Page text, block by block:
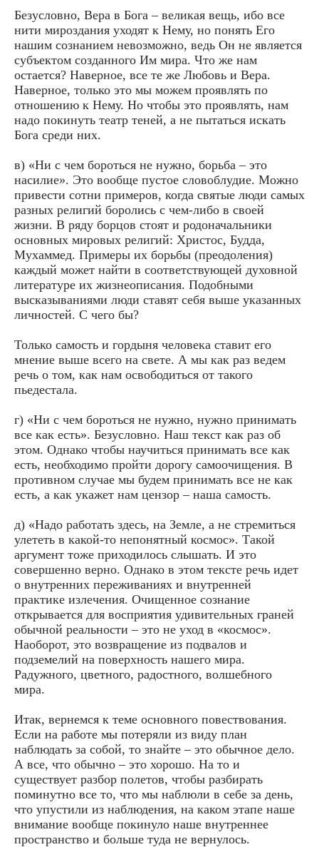
Безусловно, Вера в Бога – великая вещь, ибо все
нити мироздания уходят к Нему, но понять Его
нашим сознанием невозможно, ведь Он не является
субъектом созданного Им мира. Что же нам
остается? Наверное, все те же Любовь и Вера.
Наверное, только это мы можем проявлять по
отношению к Нему. Но чтобы это проявлять, нам
надо покинуть театр теней, а не пытаться искать
Бога среди них.
в) «Ни с чем бороться не нужно, борьба – это
насилие». Это вообще пустое словоблудие. Можно
привести сотни примеров, когда святые люди самых
разных религий боролись с чем-либо в своей
жизни. В ряду борцов стоят и родоначальники
основных мировых религий: Христос, Будда,
Мухаммед. Примеры их борьбы (преодоления)
каждый может найти в соответствующей духовной
литературе их жизнеописания. Подобными
высказываниями люди ставят себя выше указанных
личностей. С чего бы?
Только самость и гордыня человека ставит его
мнение выше всего на свете. А мы как раз ведем
речь о том, как нам освободиться от такого
пьедестала.
г) «Ни с чем бороться не нужно, нужно принимать
все как есть». Безусловно. Наш текст как раз об
этом. Однако чтобы научиться принимать все как
есть, необходимо пройти дорогу самоочищения. В
противном случае мы будем принимать все не как
есть, а как укажет нам цензор – наша самость.
д) «Надо работать здесь, на Земле, а не стремиться
улететь в какой-то непонятный космос». Такой
аргумент тоже приходилось слышать. И это
совершенно верно. Однако в этом тексте речь идет
о внутренних переживаниях и внутренней
практике излечения. Очищенное сознание
открывается для восприятия удивительных граней
обычной реальности – это не уход в «космос».
Наоборот, это возвращение из подвалов и
подземелий на поверхность нашего мира.
Радужного, цветного, радостного, волшебного
мира.
Итак, вернемся к теме основного повествования.
Если на работе мы потеряли из виду план
наблюдать за собой, то знайте – это обычное дело.
А все, что обычно – это хорошо. На то и
существует разбор полетов, чтобы разбирать
поминутно все то, что мы наблюли в себе за день,
что упустили из наблюдения, на каком этапе наше
внимание вообще покинуло наше внутреннее
пространство и больше туда не вернулось.